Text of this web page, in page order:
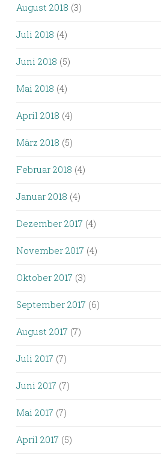
August 2018 (3)
Juli 2018 (4)
Juni 2018 (5)
Mai 2018 (4)
April 2018 (4)
März 2018 (5)
Februar 2018 (4)
Januar 2018 (4)
Dezember 2017 (4)
November 2017 (4)
Oktober 2017 (3)
September 2017 (6)
August 2017 (7)
Juli 2017 (7)
Juni 2017 (7)
Mai 2017 (7)
April 2017 (5)